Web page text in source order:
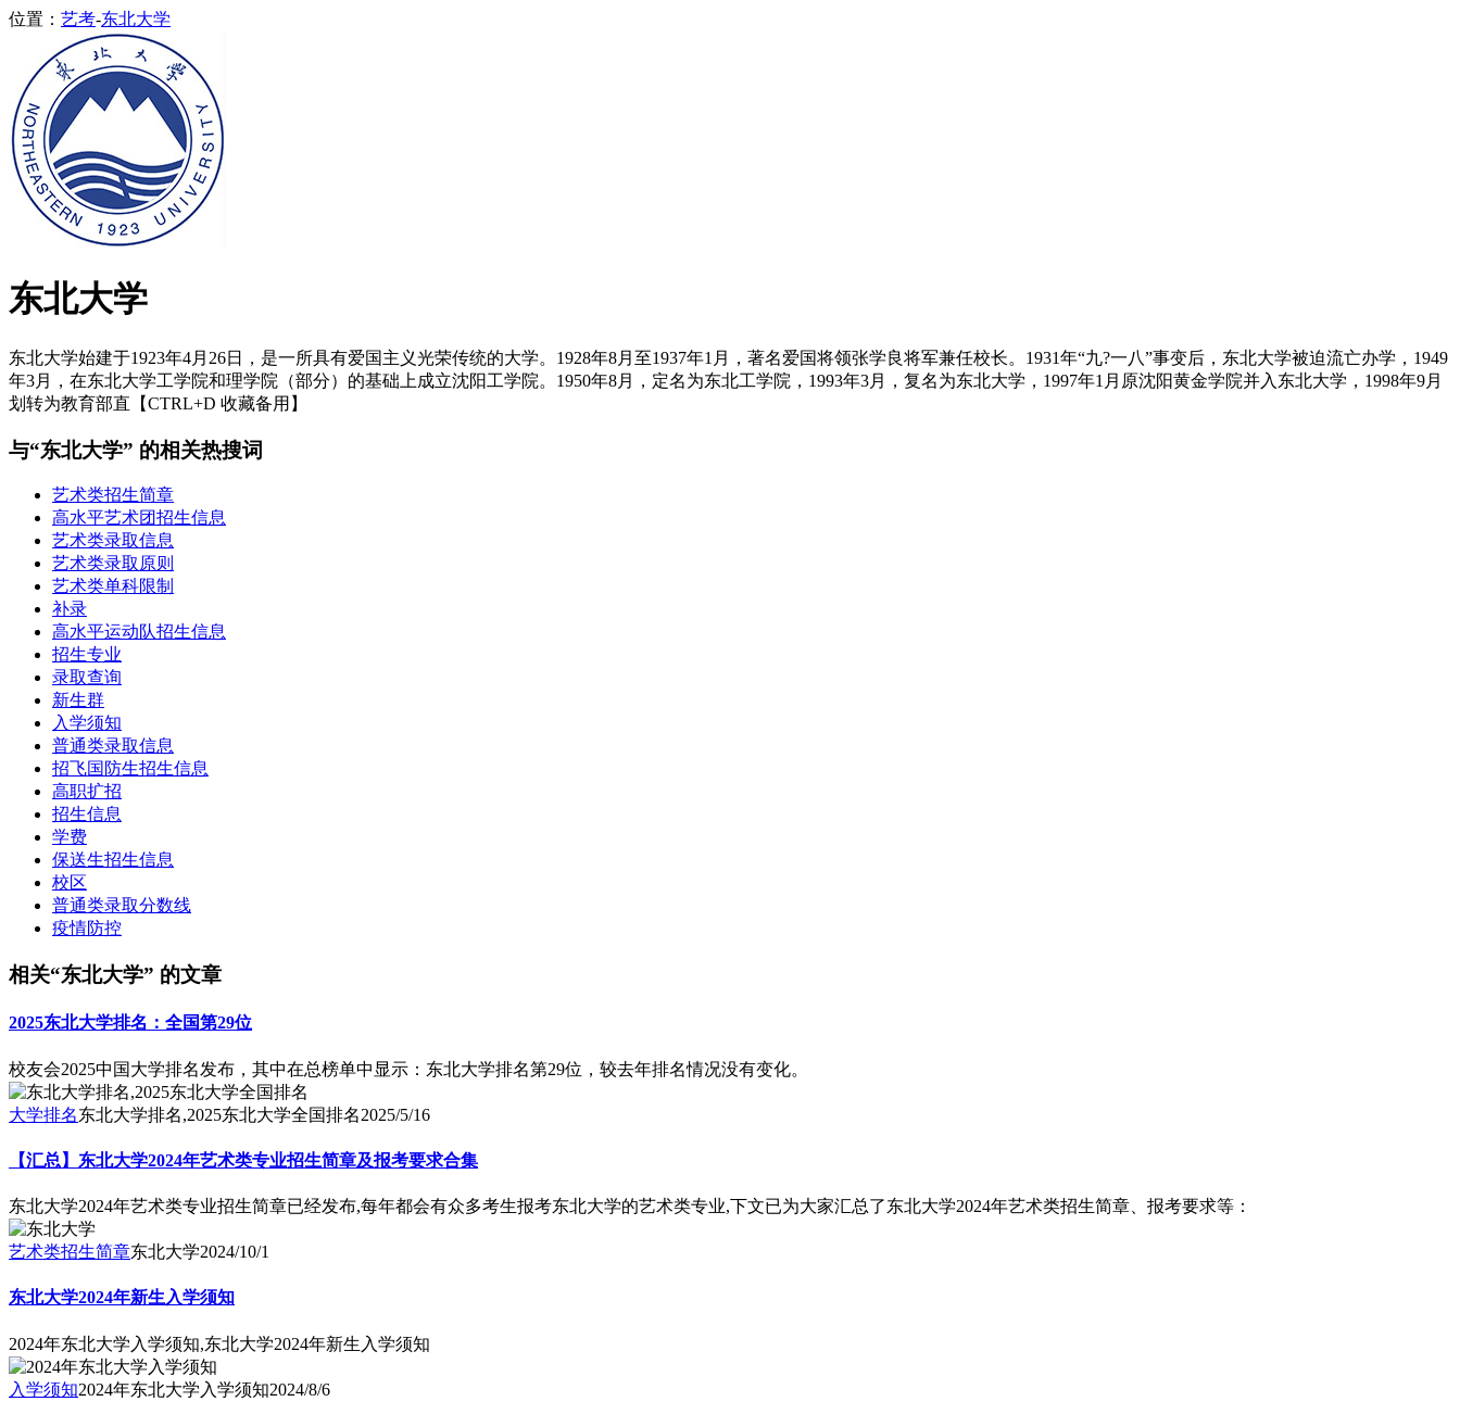
位置： 艺考-东北大学
东北大学
东北大学始建于1923年4月26日，是一所具有爱国主义光荣传统的大学。1928年8月至1937年1月，著名爱国将领张学良将军兼任校长。1931年“九?一八”事变后，东北大学被迫流亡办学，1949
年3月，在东北大学工学院和理学院（部分）的基础上成立沈阳工学院。1950年8月，定名为东北工学院，1993年3月，复名为东北大学，1997年1月原沈阳黄金学院并入东北大学，1998年9月
划转为教育部直【CTRL+D 收藏备用】
与“东北大学” 的相关热搜词
艺术类招生简章
高水平艺术团招生信息
艺术类录取信息
艺术类录取原则
艺术类单科限制
补录
高水平运动队招生信息
招生专业
录取查询
新生群
入学须知
普通类录取信息
招飞国防生招生信息
高职扩招
招生信息
学费
保送生招生信息
校区
普通类录取分数线
疫情防控
相关“东北大学” 的文章
2025东北大学排名：全国第29位
校友会2025中国大学排名发布，其中在总榜单中显示：东北大学排名第29位，较去年排名情况没有变化。
大学排名东北大学排名,2025东北大学全国排名2025/5/16
【汇总】东北大学2024年艺术类专业招生简章及报考要求合集
东北大学2024年艺术类专业招生简章已经发布,每年都会有众多考生报考东北大学的艺术类专业,下文已为大家汇总了东北大学2024年艺术类招生简章、报考要求等：
艺术类招生简章东北大学2024/10/1
东北大学2024年新生入学须知
2024年东北大学入学须知,东北大学2024年新生入学须知
入学须知2024年东北大学入学须知2024/8/6